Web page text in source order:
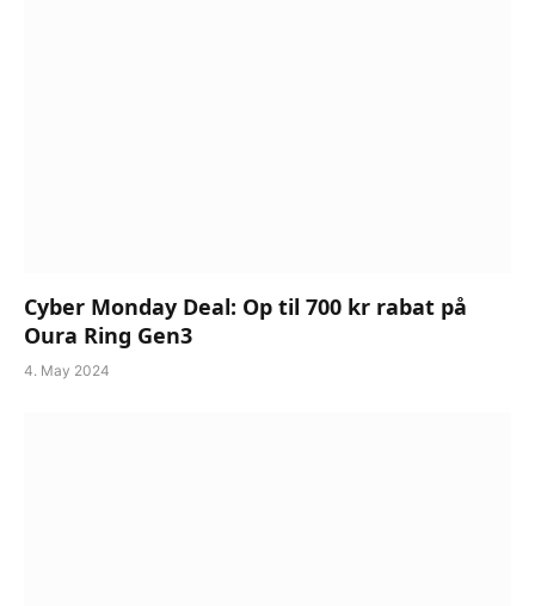
Cyber Monday Deal: Op til 700 kr rabat på
Oura Ring Gen3
4. May 2024